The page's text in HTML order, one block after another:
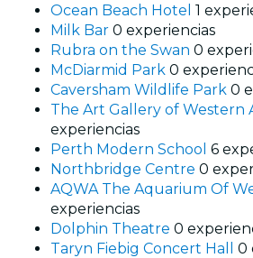
Ocean Beach Hotel 1
Milk Bar 0 experiencias
Rubra on the Swan 0
McDiarmid Park 0
Caversham Wildlife Park 0
The Art Gallery of Western
experiencias
Perth Modern School 6
Northbridge Centre 0
AQWA The Aquarium Of
experiencias
Dolphin Theatre 0
Taryn Fiebig Concert Hall 0